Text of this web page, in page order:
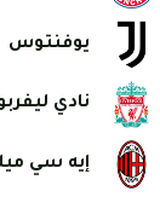
يوفنتوس
نادي
إيه سي